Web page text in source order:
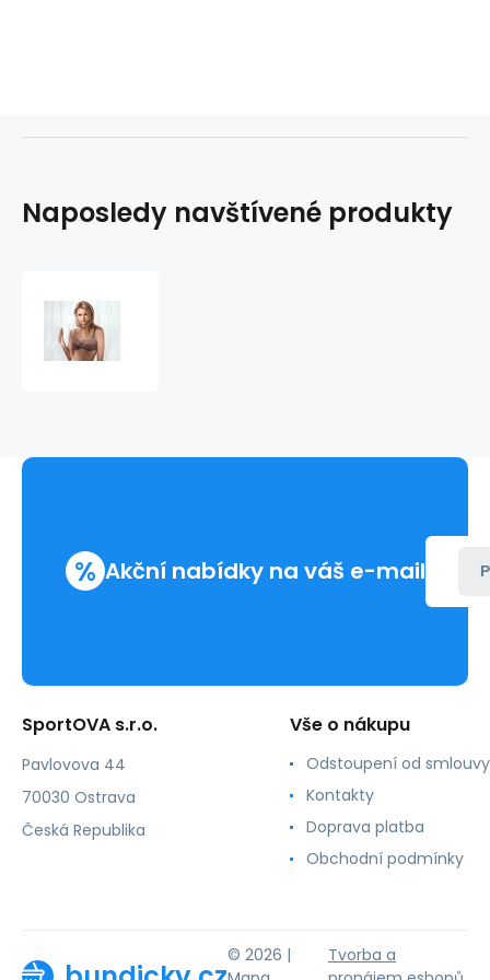
Naposledy navštívené produkty
% Akční nabídky na váš e-mail
SportOVA s.r.o.
Pavlovova 44
70030 Ostrava
Česká Republika
Vše o nákupu
Odstoupení od smlouvy
Kontakty
Doprava platba
Obchodní podmínky
© 2026 |
Tvorba a